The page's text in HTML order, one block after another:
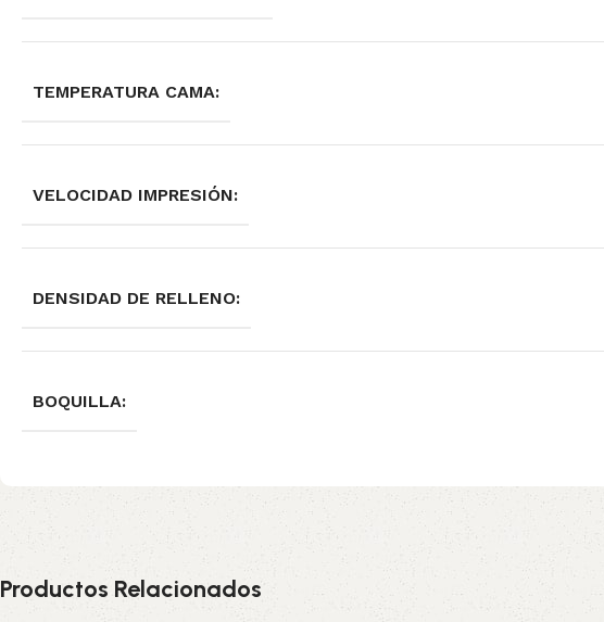
TEMPERATURA CAMA:
VELOCIDAD IMPRESIÓN:
DENSIDAD DE RELLENO:
BOQUILLA:
Productos Relacionados